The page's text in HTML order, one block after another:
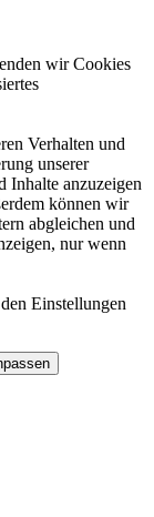
wir Cookies
Verhalten und
unserer
Inhalte anzuzeigen
können wir
abgleichen und
nur wenn
Einstellungen